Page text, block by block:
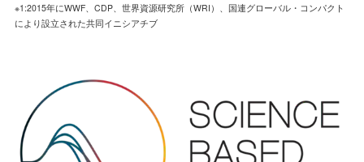
※1:2015年にWWF、CDP、世界資源研究所（WRI）、国連グローバル・コンパクト
により設立された共同イニシアチブ